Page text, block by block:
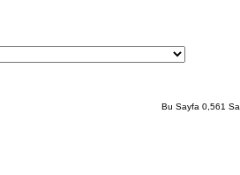
Bu Sayfa 0,561